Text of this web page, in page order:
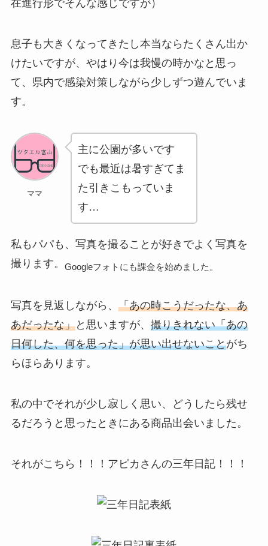
0048801
第一生命支店
EBvaU
在進行形でそんな感じですが）
息子も大きくなってきたし本当ならたくさん出か
けたいですが、やはり今は我慢の時かなと思っ
て、県内で感染対策しながら少しずつ遊んでいま
す。
ママ
主に公園が多いです
でも最近は暑すぎてま
た引きこもっていま
す…
私もパパも、写真を撮ることが好きでよく写真を
撮ります。 Googleフォトにも課金を始めました。
写真を見返しながら、 「あの時こうだったな、あ
あだったな」と思いますが、 撮りきれない「あの
日何した、何を思った」が思い出せないことがち
らほらあります。
私の中でそれが少し寂しく思い、どうしたら残せ
るだろうと思ったときにある商品出会いました。
それがこちら！！！ アピカさんの三年日記！！！